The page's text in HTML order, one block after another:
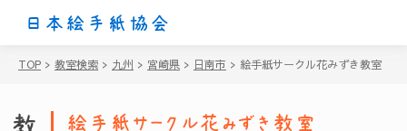
日本絵手紙協会
TOP > 教室検索 > 九州 > 宮崎県 > 日南市 > 絵手紙サークル花みずき教室
絵手紙サークル花みずき教室